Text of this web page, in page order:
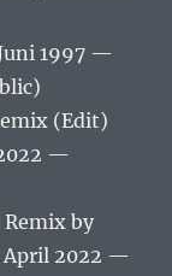
1997 —
(Edit)
—
Remix by
April 2022 —